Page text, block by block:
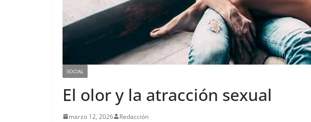
SOCIAL
El olor y la atracción sexual
marzo 12, 2026 Redacción